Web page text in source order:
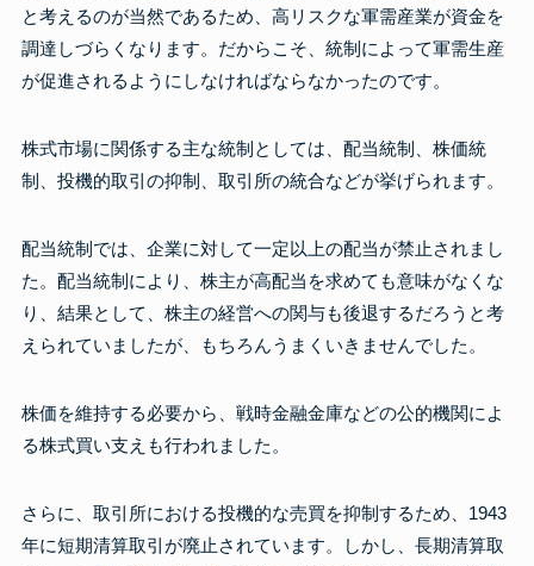
と考えるのが当然であるため、高リスクな軍需産業が資金を
調達しづらくなります。だからこそ、統制によって軍需生産
が促進されるようにしなければならなかったのです。
株式市場に関係する主な統制としては、配当統制、株価統
制、投機的取引の抑制、取引所の統合などが挙げられます。
配当統制では、企業に対して一定以上の配当が禁止されまし
た。配当統制により、株主が高配当を求めても意味がなくな
り、結果として、株主の経営への関与も後退するだろうと考
えられていましたが、もちろんうまくいきませんでした。
株価を維持する必要から、戦時金融金庫などの公的機関によ
る株式買い支えも行われました。
さらに、取引所における投機的な売買を抑制するため、1943
年に短期清算取引が廃止されています。しかし、長期清算取